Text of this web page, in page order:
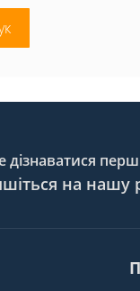
дізнаватися
на нашу